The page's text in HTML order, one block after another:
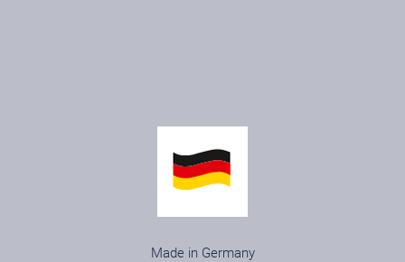
Made in Germany